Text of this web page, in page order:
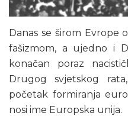
Danas se širom Evrope
fašizmom, a ujedno i
konačan poraz
Drugog svjetskog
početak formiranja
nosi ime Europska unija.